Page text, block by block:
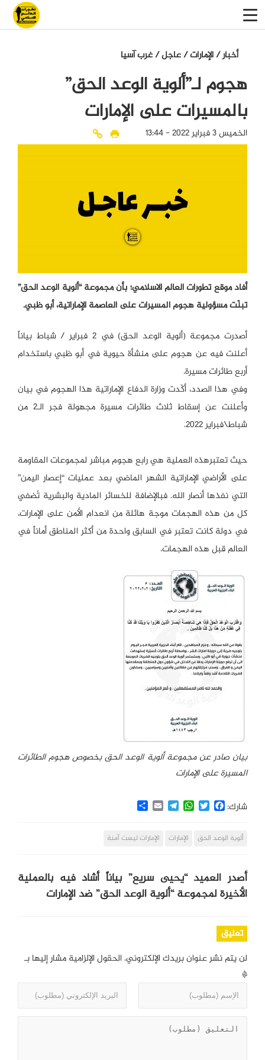
أخبار/الإمارات/عاجل/غرب آسيا
هجوم لـ”ألوية الوعد الحق”
بالمسيرات على الإمارات
الخميس 3 فبراير 2022 - 13:44
أفاد موقع تطورات العالم الاسلامي؛ بأن مجموعة “ألوية الوعد الحق”
تبنّت مسؤولية هجوم المسيرات على العاصمة الإماراتية، أبو ظبي.
أصدرت مجموعة (ألوية الوعد الحق) في 2 فبراير / شباط بياناً
أعلنت فيه عن هجوم على منشأة حيوية في أبو ظبي باستخدام
أربع طائرات مسيرة.
وفي هذا الصدد، أكّدت وزارة الدفاع الإماراتية هذا الهجوم في بيان
وأعلنت عن إسقاط ثلاث طائرات مسيرة مجهولة فجر الـ2 من
شباط\فبراير 2022.
حيث تعتبرهذه العملية هي رابع هجوم مباشر لمجموعات المقاومة
على الأراضي الإماراتية الشهر الماضي بعد عمليات “إعصار اليمن”
التي نفذها أنصار الله. فبالإضافة للخسائر المادية والبشرية تُضفي
كل من هذه الهجمات موجة هائلة من انعدام الأمن على الإمارات،
في دولة كانت تعتبر في السابق واحدة من أكثر المناطق أماناً في
العالم قبل هذه الهجمات.
بيان صادر عن مجموعة ألوية الوعد الحق بخصوص هجوم الطائرات
المسيرة على الإمارات
شارك: Facebook
Twitter
WhatsApp
Telegram
Email
Share
ألوية الوعد الحق الإمارات الإمارات ليست آمنة
أصدر العميد “يحيى سريع” بياناً أشاد فيه بالعملية
الأخيرة لمجموعة “ألوية الوعد الحق” ضد الإمارات
تعليق
لن يتم نشر عنوان بريدك الإلكتروني. الحقول الإلزامية مشار إليها بـ
*